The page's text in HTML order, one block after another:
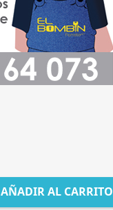
AÑADIR AL CARRITO